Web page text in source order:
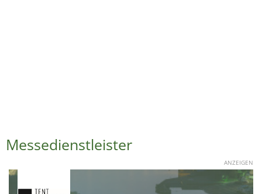
Messedienstleister
ANZEIGEN